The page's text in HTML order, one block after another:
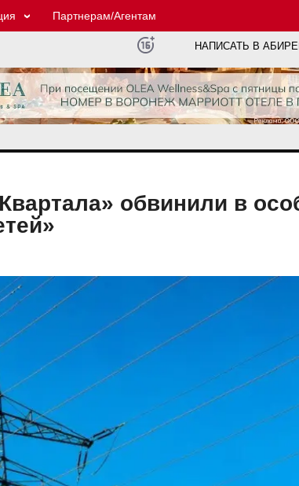
Партнерам/Агентам
НАПИСАТЬ В АБИРЕГ
обвинили в